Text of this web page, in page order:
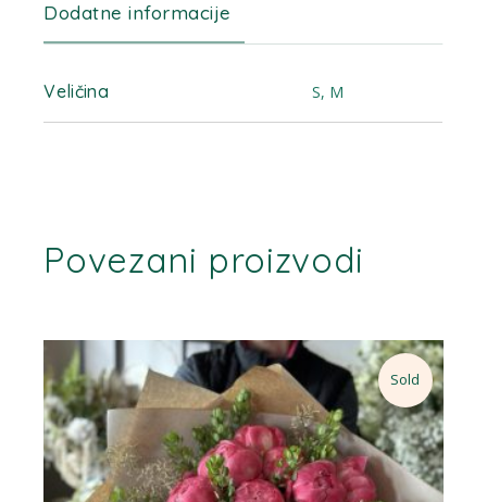
Dodatne informacije
Veličina S, M
Povezani proizvodi
Sold